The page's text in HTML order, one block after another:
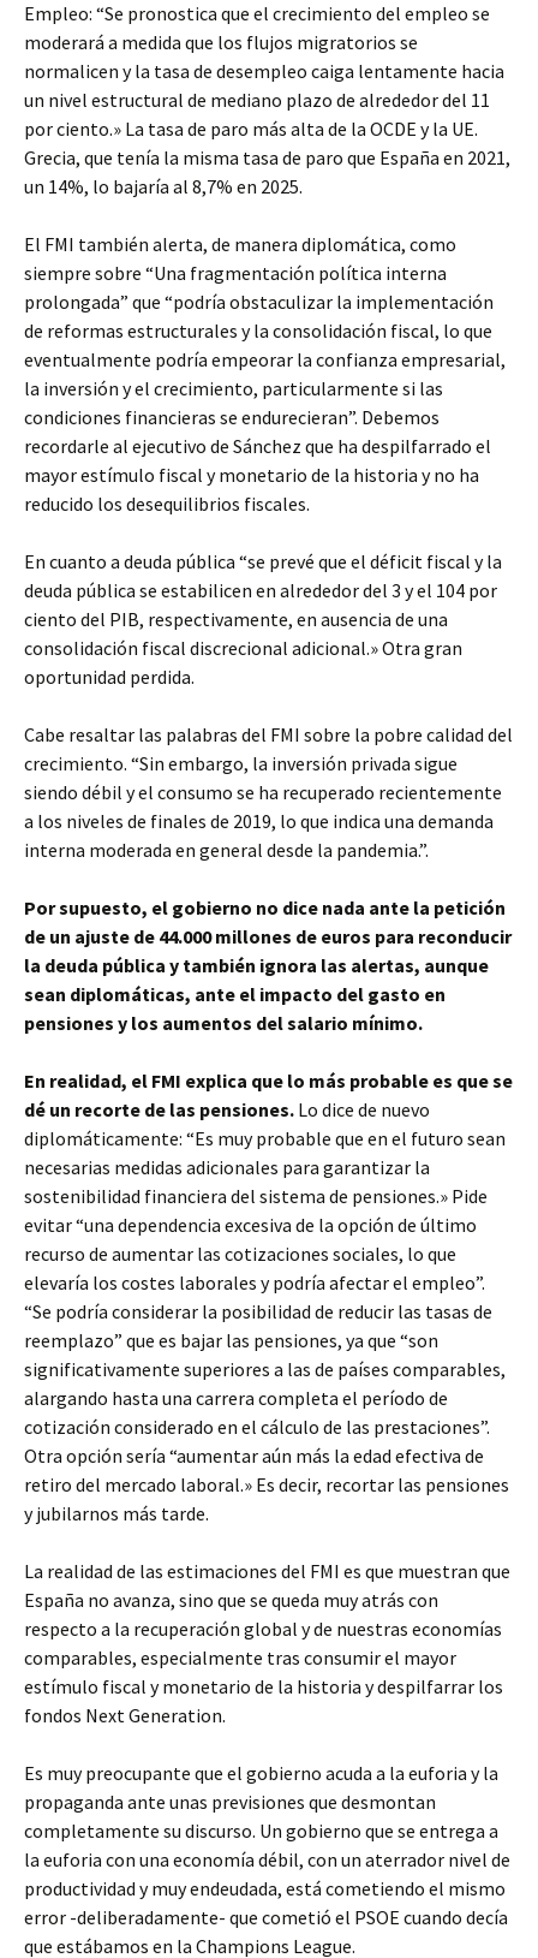
Empleo: “Se pronostica que el crecimiento del empleo se
moderará a medida que los flujos migratorios se
normalicen y la tasa de desempleo caiga lentamente hacia
un nivel estructural de mediano plazo de alrededor del 11
por ciento.» La tasa de paro más alta de la OCDE y la UE.
Grecia, que tenía la misma tasa de paro que España en 2021,
un 14%, lo bajaría al 8,7% en 2025.
El FMI también alerta, de manera diplomática, como
siempre sobre “Una fragmentación política interna
prolongada” que “podría obstaculizar la implementación
de reformas estructurales y la consolidación fiscal, lo que
eventualmente podría empeorar la confianza empresarial,
la inversión y el crecimiento, particularmente si las
condiciones financieras se endurecieran”. Debemos
recordarle al ejecutivo de Sánchez que ha despilfarrado el
mayor estímulo fiscal y monetario de la historia y no ha
reducido los desequilibrios fiscales.
En cuanto a deuda pública “se prevé que el déficit fiscal y la
deuda pública se estabilicen en alrededor del 3 y el 104 por
ciento del PIB, respectivamente, en ausencia de una
consolidación fiscal discrecional adicional.» Otra gran
oportunidad perdida.
Cabe resaltar las palabras del FMI sobre la pobre calidad del
crecimiento. “Sin embargo, la inversión privada sigue
siendo débil y el consumo se ha recuperado recientemente
a los niveles de finales de 2019, lo que indica una demanda
interna moderada en general desde la pandemia.”.
Por supuesto, el gobierno no dice nada ante la petición
de un ajuste de 44.000 millones de euros para reconducir
la deuda pública y también ignora las alertas, aunque
sean diplomáticas, ante el impacto del gasto en
pensiones y los aumentos del salario mínimo.
En realidad, el FMI explica que lo más probable es que se
dé un recorte de las pensiones. Lo dice de nuevo
diplomáticamente: “Es muy probable que en el futuro sean
necesarias medidas adicionales para garantizar la
sostenibilidad financiera del sistema de pensiones.» Pide
evitar “una dependencia excesiva de la opción de último
recurso de aumentar las cotizaciones sociales, lo que
elevaría los costes laborales y podría afectar el empleo”.
“Se podría considerar la posibilidad de reducir las tasas de
reemplazo” que es bajar las pensiones, ya que “son
significativamente superiores a las de países comparables,
alargando hasta una carrera completa el período de
cotización considerado en el cálculo de las prestaciones”.
Otra opción sería “aumentar aún más la edad efectiva de
retiro del mercado laboral.» Es decir, recortar las pensiones
y jubilarnos más tarde.
La realidad de las estimaciones del FMI es que muestran que
España no avanza, sino que se queda muy atrás con
respecto a la recuperación global y de nuestras economías
comparables, especialmente tras consumir el mayor
estímulo fiscal y monetario de la historia y despilfarrar los
fondos Next Generation.
Es muy preocupante que el gobierno acuda a la euforia y la
propaganda ante unas previsiones que desmontan
completamente su discurso. Un gobierno que se entrega a
la euforia con una economía débil, con un aterrador nivel de
productividad y muy endeudada, está cometiendo el mismo
error -deliberadamente- que cometió el PSOE cuando decía
que estábamos en la Champions League.